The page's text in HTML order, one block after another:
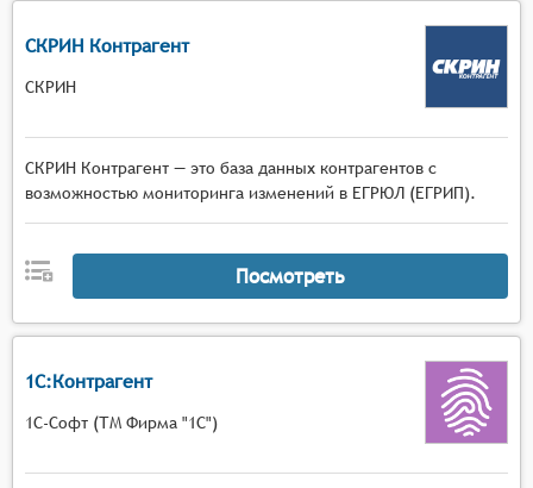
СКРИН Контрагент
СКРИН
СКРИН Контрагент — это база данных контрагентов с
возможностью мониторинга изменений в ЕГРЮЛ (ЕГРИП).
Посмотреть
1С:Контрагент
1С-Софт (ТМ Фирма "1С")